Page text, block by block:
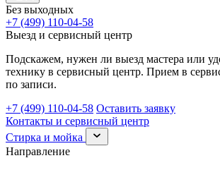
Открыть
меню
услуг
Без выходных
+7 (499) 110-04-58
Выезд и сервисный центр
Подскажем, нужен ли выезд мастера или
технику в сервисный центр. Прием в
по записи.
+7 (499) 110-04-58 Оставить заявку
Контакты и сервисный центр
Стирка и мойка
Раскрыть
раздел
Направление